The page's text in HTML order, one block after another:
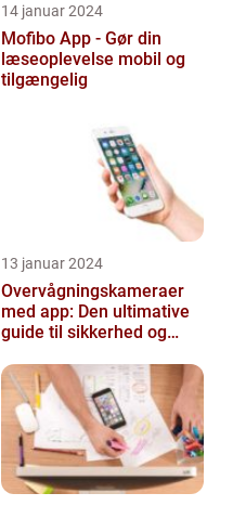
14 januar 2024
Mofibo App - Gør din
læseoplevelse mobil og
tilgængelig
13 januar 2024
Overvågningskameraer
med app: Den ultimative
guide til sikkerhed og